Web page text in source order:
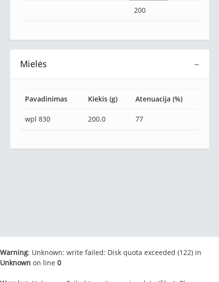
200
−
Mielės
Pavadinimas Kiekis (g) Atenuacija (%)
wpl 830 200.0 77
Warning: Unknown: write failed: Disk quota exceeded (122) in
Unknown on line 0